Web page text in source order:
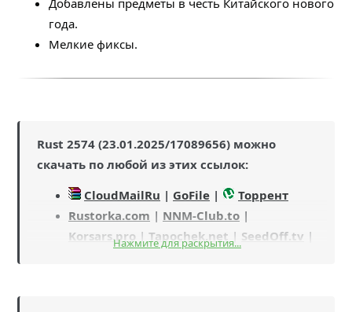
года.
Мелкие фиксы.
Rust 2574 (23.01.2025/17089656) можно
скачать по любой из этих ссылок:
CloudMailRu | GoFile |
Торрент
Rustorka.com | NNM-Club.to |
Korsars.pro | Tapochek.net | SeedOff.tv |
Нажмите для раскрытия...